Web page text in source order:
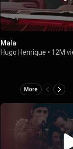
Mala
Hugo Henrique • 12M
More